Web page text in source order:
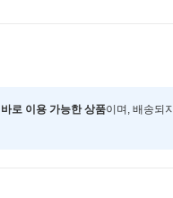
로 이용 가능한 상품이며, 배송되지